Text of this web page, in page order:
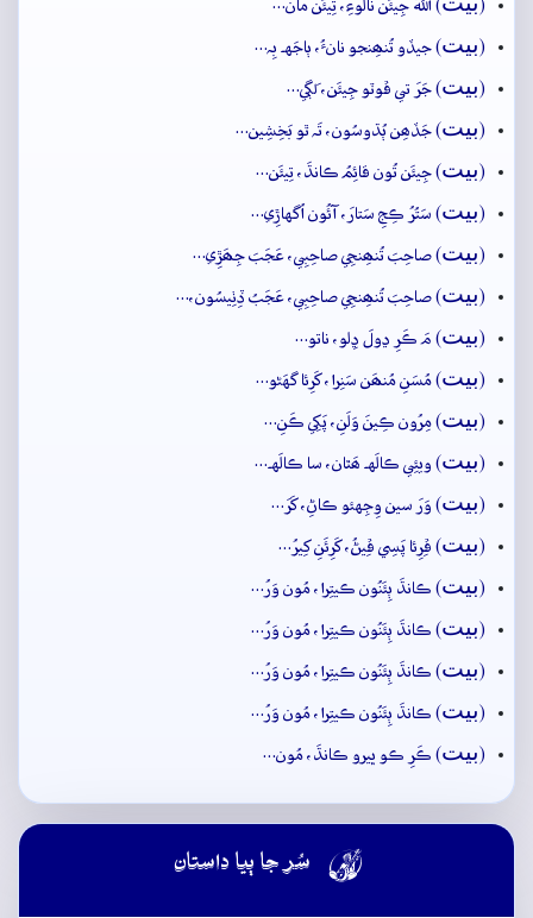
( ) اللهَ جِيئَن نالوءِ، تِيئَن مان…
(بيت) جيڏو تُنھِنجو نانءُ، ٻاجَهہ بِہ…
(بيت) جَرَ تي ڦوٽو جِيئَن، لَڳي…
(بيت) جَڏھِن ٻُڌوسُون، تَہ ٿو بَخِشِين…
(بيت) جِيئَن تُون قائِمُ ڪانڌَ، تِيئَن…
(بيت) سَتُرُ ڪِجِ سَتارَ، آئُون اُگهاڙِي…
(بيت) صاحِبَ تُنھِنجِي صاحِبِي، عَجَبَ جِھَڙِي…
(بيت) صاحِبَ تُنھِنجِي صاحِبِي، عَجَبُ ڏِٺِيسُون،…
(بيت) مَ ڪَرِ ڍولَ ڍِلو، ناتو…
(بيت) مُسَنِ مُنھَن سَنِرا، کَرِئا گهَڻو…
(بيت) مِرُون ڪِينَ وَلَنِ، پَکِي ڪَنِ…
(بيت) ويئِي ڪالَهہ ھَٿان، سا ڪالَهہ…
(بيت) وَرَ سين وِجِهئو ڪاڻِ، کَرَ…
(بيت) ڦِرِئا پَسِي ڦِيڻُ، کَرِئَنِ کِيرُ…
(بيت) ڪانڌَ ٻِئَنُون ڪيتِرا، مُون وَرُ…
(بيت) ڪانڌَ ٻِئَنُون ڪيتِرا، مُون وَرُ…
(بيت) ڪانڌَ ٻِئَنُون ڪيتِرا، مُون وَرُ…
(بيت) ڪانڌَ ٻِئَنُون ڪيتِرا، مُون وَرُ…
(بيت) ڪَرِ ڪو ڀيرو ڪانڌَ، مُون…
 سُر جا ٻيا داستان